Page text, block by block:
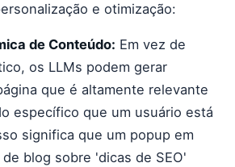
e otimização:
de Conteúdo: Em vez de
os LLMs podem gerar
que é altamente relevante
específico que um usuário está
significa que um popup em
blog sobre 'dicas de SEO'